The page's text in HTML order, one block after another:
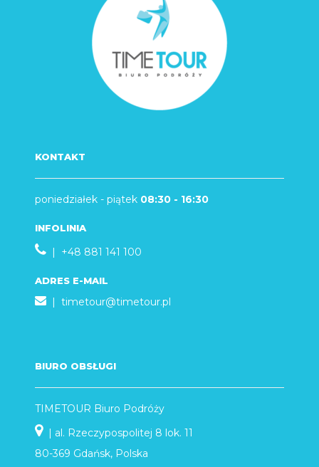
KONTAKT
poniedziałek - piątek 08:30 - 16:30
INFOLINIA
| +48 881 141 100
ADRES E-MAIL
| timetour@timetour.pl
BIURO OBSŁUGI
TIMETOUR Biuro Podróży
| al. Rzeczypospolitej 8 lok. 11
80-369 Gdańsk, Polska